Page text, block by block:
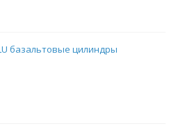
базальтовые цилиндры